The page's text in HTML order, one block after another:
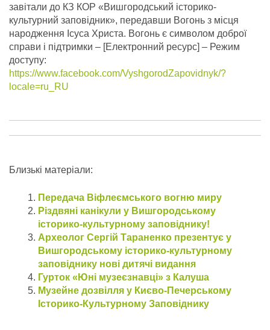
завітали до КЗ КОР «Вишгородський історико-
культурний заповідник», передавши Вогонь з місця
народження Ісуса Христа. Вогонь є символом доброї
справи і підтримки – [Електронний ресурс] – Режим
доступу:
https://www.facebook.com/VyshgorodZapovidnyk/?
locale=ru_RU
Близькі матеріали:
Передача Віфлеємського вогню миру
Різдвяні канікули у Вишгородському
історико-культурному заповіднику!
Археолог Сергій Тараненко презентує у
Вишгородському історико-культурному
заповіднику нові дитячі видання
Гурток «Юні музеєзнавці» з Калуша
Музейне дозвілля у Києво-Печерському
Історико-Культурному Заповіднику